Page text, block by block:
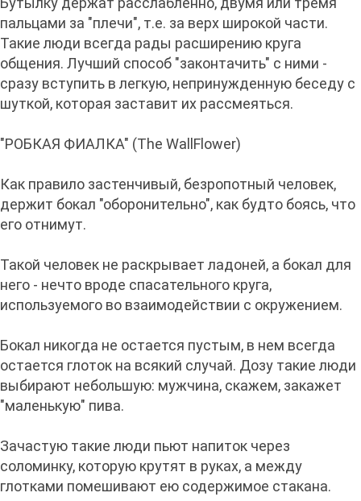
пальцами за "плечи", т.е. за верх широкой части.
Такие люди всегда рады расширению круга
общения. Лучший способ "законтачить" с ними -
сразу вступить в легкую, непринужденную беседу с
шуткой, которая заставит их рассмеяться.
"РОБКАЯ ФИАЛКА" (The WallFlower)
Как правило застенчивый, безропотный человек,
держит бокал "оборонительно", как будто боясь, что
его отнимут.
Такой человек не раскрывает ладоней, а бокал для
него - нечто вроде спасательного круга,
используемого во взаимодействии с окружением.
Бокал никогда не остается пустым, в нем всегда
остается глоток на всякий случай. Дозу такие люди
выбирают небольшую: мужчина, скажем, закажет
"маленькую" пива.
Зачастую такие люди пьют напиток через
соломинку, которую крутят в руках, а между
глотками помешивают ею содержимое стакана.